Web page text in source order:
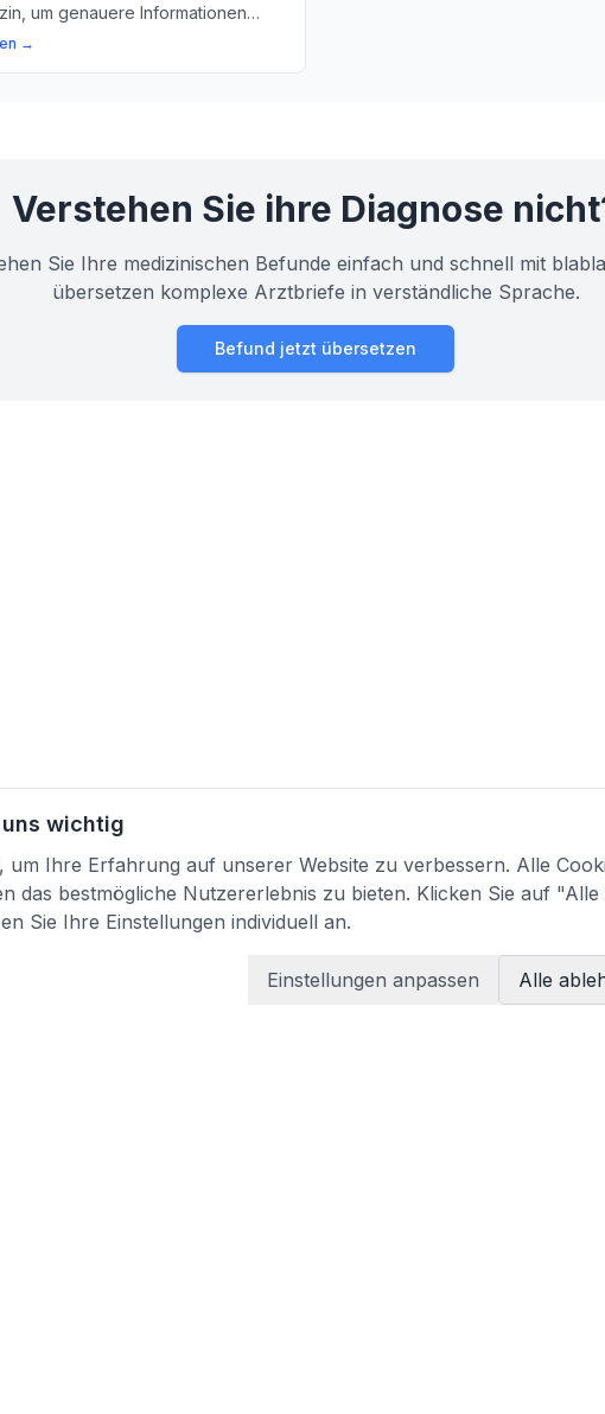
um genauere Informationen
zu sammeln. Erfahren Sie
→
Verstehen Sie ihre Diagnose
Sie Ihre medizinischen Befunde einfach und schnell mit
übersetzen komplexe Arztbriefe in verständliche Sprache.
Befund jetzt übersetzen
wichtig
um Ihre Erfahrung auf unserer Website zu verbessern. Alle
das bestmögliche Nutzererlebnis zu bieten. Klicken Sie auf
Sie Ihre Einstellungen individuell an.
Einstellungen anpassen Alle